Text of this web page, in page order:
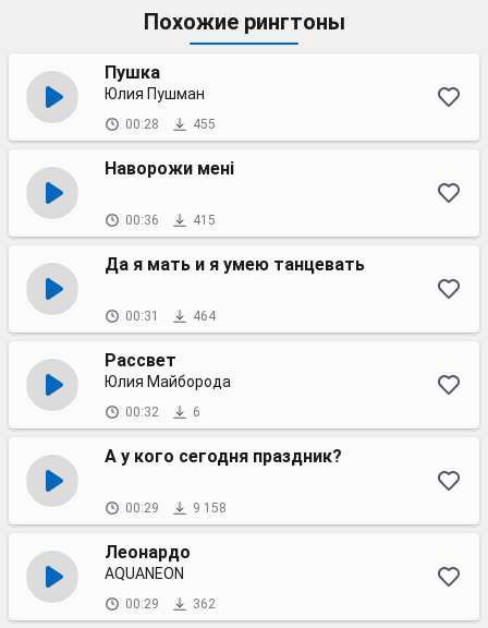
Похожие рингтоны
Пушка
Юлия Пушман
00:28 455
Наворожи мені
00:36 415
Да я мать и я умею танцевать
00:31 464
Рассвет
Юлия Майборода
00:32 6
А у кого сегодня праздник?
00:29 9 158
Леонардо
AQUANEON
00:29 362